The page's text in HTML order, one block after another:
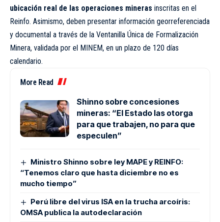
ubicación real de las operaciones mineras inscritas en el
Reinfo. Asimismo, deben presentar información georreferenciada
y documental a través de la Ventanilla Única de Formalización
Minera, validada por el MINEM, en un plazo de 120 días
calendario.
More Read
Shinno sobre concesiones
mineras: “El Estado las otorga
para que trabajen, no para que
especulen”
Ministro Shinno sobre ley MAPE y REINFO:
“Tenemos claro que hasta diciembre no es
mucho tiempo”
Perú libre del virus ISA en la trucha arcoíris:
OMSA publica la autodeclaración